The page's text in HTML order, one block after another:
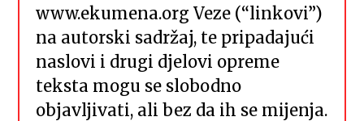
www.ekumena.org Veze (“linkovi”)
na autorski sadržaj, te pripadajući
naslovi i drugi djelovi opreme
teksta mogu se slobodno
objavljivati, ali bez da ih se mijenja.